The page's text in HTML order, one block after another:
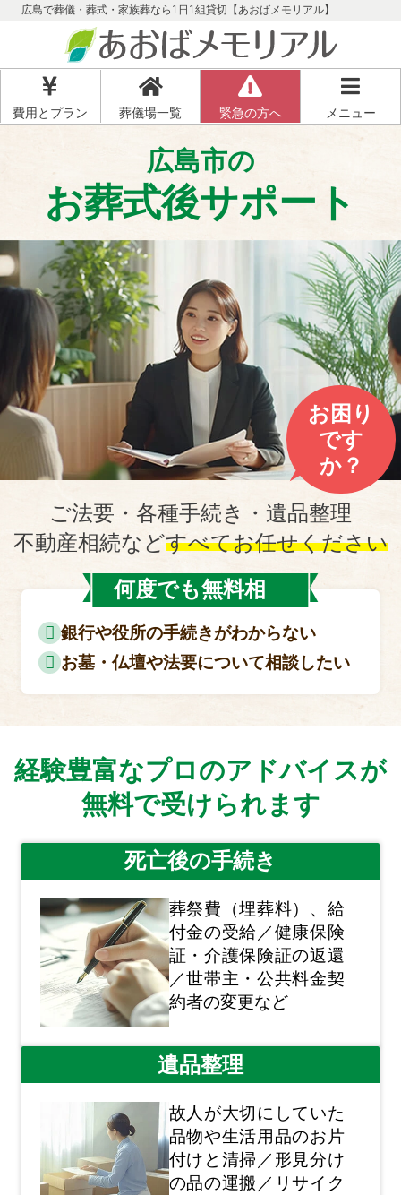
広島で葬儀・葬式・家族葬なら1日1組貸切【あおばメモリアル】
費用とプラン 葬儀場一覧 緊急の方へ メニュー
広島市の
お葬式後サポート
ご法要・各種手続き・遺品整理
不動産相続などすべてお任せください
お困り
です
か？
何度でも無料相
談
銀行や役所の手続きがわからない
お墓・仏壇や法要について相談したい
経験豊富なプロのアドバイスが
無料で受けられます
死亡後の手続き
葬祭費（埋葬料）、給
付金の受給／健康保険
証・介護保険証の返還
／世帯主・公共料金契
約者の変更など
遺品整理
故人が大切にしていた
品物や生活用品のお片
付けと清掃／形見分け
の品の運搬／リサイク